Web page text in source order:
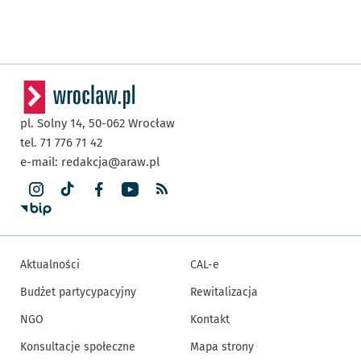
pl. Solny 14, 50-062 Wrocław
tel. 71 776 71 42
e-mail: redakcja@araw.pl
Aktualności
Budżet partycypacyjny
NGO
Konsultacje społeczne
CAL-e
Rewitalizacja
Kontakt
Mapa strony